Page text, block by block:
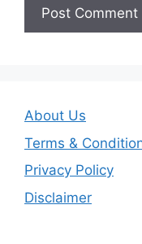
About Us
Terms &
Privacy Policy
Disclaimer